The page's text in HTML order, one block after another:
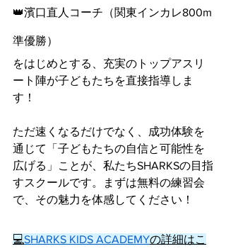
👑濱口直人コーチ（関東インカレ800m
準優勝）
をはじめとする、充実のトップアスリ
ート陣が子どもたちを直接指導しま
す！
ただ速くなるだけでなく、成功体験を
通じて「子どもたちの自信と可能性を
広げる」ことが、私たちSHARKSの目指
すスクールです。まずは無料の練習会
で、その魅力を体感してください！
💻SHARKS KIDS ACADEMYの詳細はこ